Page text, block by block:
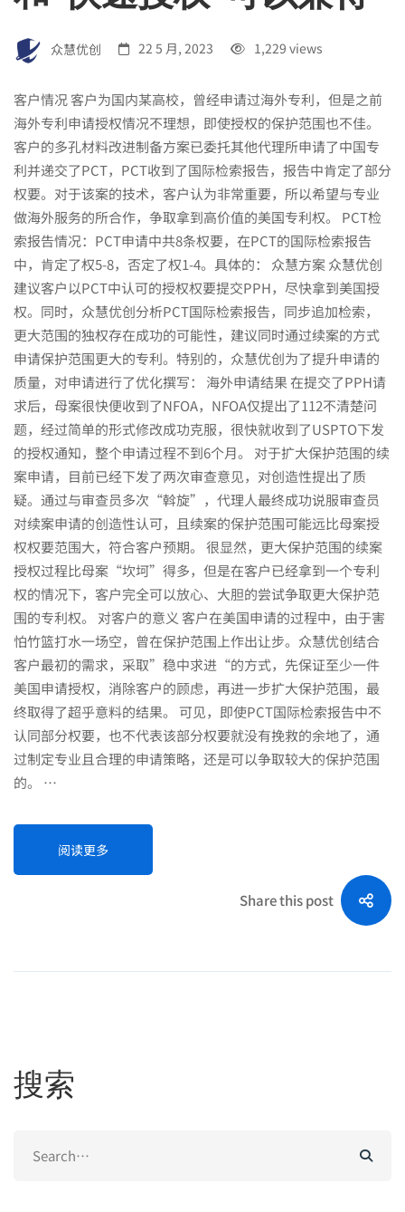
众慧优创 22 5 月, 2023 1,229 views
客户情况 客户为国内某高校，曾经申请过海外专利，但是之前
海外专利申请授权情况不理想，即使授权的保护范围也不佳。
客户的多孔材料改进制备方案已委托其他代理所申请了中国专
利并递交了PCT，PCT收到了国际检索报告，报告中肯定了部分
权要。对于该案的技术，客户认为非常重要，所以希望与专业
做海外服务的所合作，争取拿到高价值的美国专利权。 PCT检
索报告情况：PCT申请中共8条权要，在PCT的国际检索报告
中，肯定了权5-8，否定了权1-4。具体的： 众慧方案 众慧优创
建议客户以PCT中认可的授权权要提交PPH，尽快拿到美国授
权。同时，众慧优创分析PCT国际检索报告，同步追加检索，
更大范围的独权存在成功的可能性，建议同时通过续案的方式
申请保护范围更大的专利。特别的，众慧优创为了提升申请的
质量，对申请进行了优化撰写： 海外申请结果 在提交了PPH请
求后，母案很快便收到了NFOA，NFOA仅提出了112不清楚问
题，经过简单的形式修改成功克服，很快就收到了USPTO下发
的授权通知，整个申请过程不到6个月。 对于扩大保护范围的续
案申请，目前已经下发了两次审查意见，对创造性提出了质
疑。通过与审查员多次“斡旋”，代理人最终成功说服审查员
对续案申请的创造性认可，且续案的保护范围可能远比母案授
权权要范围大，符合客户预期。 很显然，更大保护范围的续案
授权过程比母案“坎坷”得多，但是在客户已经拿到一个专利
权的情况下，客户完全可以放心、大胆的尝试争取更大保护范
围的专利权。 对客户的意义 客户在美国申请的过程中，由于害
怕竹篮打水一场空，曾在保护范围上作出让步。众慧优创结合
客户最初的需求，采取”稳中求进“的方式，先保证至少一件
美国申请授权，消除客户的顾虑，再进一步扩大保护范围，最
终取得了超乎意料的结果。 可见，即使PCT国际检索报告中不
认同部分权要，也不代表该部分权要就没有挽救的余地了，通
过制定专业且合理的申请策略，还是可以争取较大的保护范围
的。 …
阅读更多
Share this post
搜索
for: